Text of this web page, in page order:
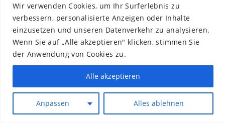
Wir verwenden Cookies, um Ihr Surferlebnis zu
verbessern, personalisierte Anzeigen oder Inhalte
einzusetzen und unseren Datenverkehr zu analysieren.
Wenn Sie auf „Alle akzeptieren" klicken, stimmen Sie
der Anwendung von Cookies zu.
Anpassen Alles ablehnen
Alle akzeptieren
Indem Du fortfährst, akzeptierst Du unsere
Datenschutzerklärung.